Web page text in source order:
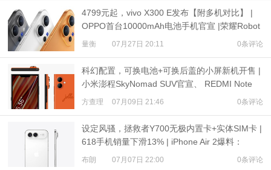
4799元起，vivo X300 E发布【附多机对比】 |
OPPO首台10000mAh电池手机官宣 |荣耀Robot
Phone定档
量衡 07月27日 20:11 0条评论
科幻配置，可换电池+可换后盖的小屏新机开售 |
小米澎程SkyNomad SUV官宣、 REDMI Note
17预热
方查理 07月09日 21:46 0条评论
设定风骚，拯救者Y700无极内置卡+实体SIM卡 |
618手机销量下滑13% | iPhone Air 2爆料：
3500mAh电池
布朗 07月07日 22:00 0条评论